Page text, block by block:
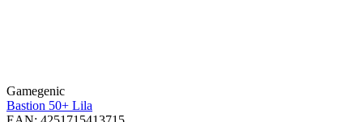
Gamegenic
Bastion 50+ Lila